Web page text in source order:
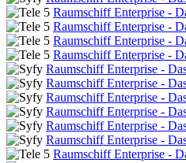
Raumschiff Enterprise -
Raumschiff Enterprise -
Raumschiff Enterprise -
Raumschiff Enterprise -
Raumschiff Enterprise -
Raumschiff Enterprise -
Raumschiff Enterprise -
Raumschiff Enterprise -
Raumschiff Enterprise -
Raumschiff Enterprise -
Raumschiff Enterprise -